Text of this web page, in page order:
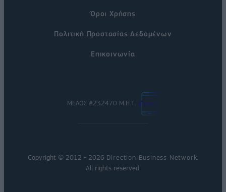
Όροι Χρήσης
Πολιτική Προστασίας Δεδομένων
Επικοινωνία
ΜΕΛΟΣ #232470 Μ.Η.Τ.
Copyright © 2012 - 2026 Direction Business Network.
All rights reserved.